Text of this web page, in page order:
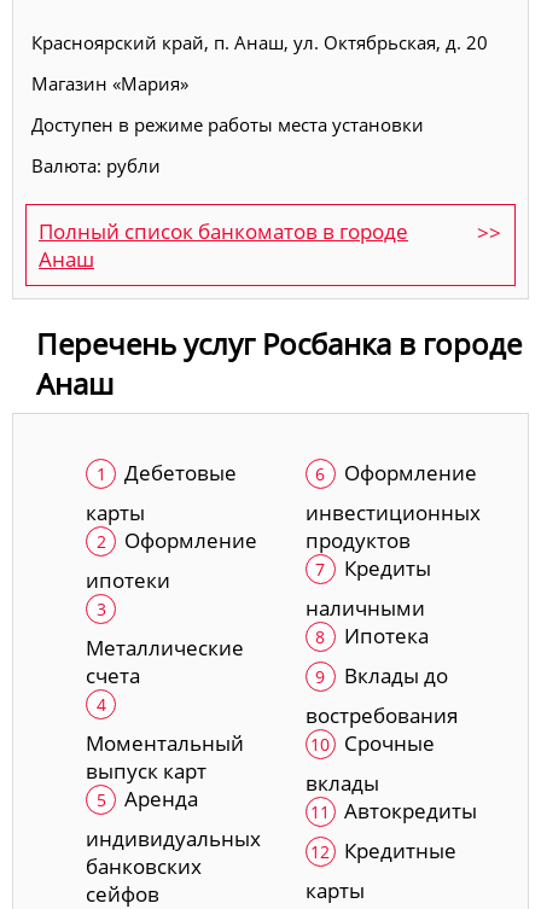
Красноярский край, п. Анаш, ул. Октябрьская, д. 20
Магазин «Мария»
Доступен в режиме работы места установки
Валюта: рубли
Полный список банкоматов в городе
Анаш
Перечень услуг Росбанка в городе
Анаш
Дебетовые
карты
Оформление
ипотеки
Металлические
счета
Моментальный
выпуск карт
Аренда
индивидуальных
банковских
сейфов
Оформление
инвестиционных
продуктов
Кредиты
наличными
Ипотека
Вклады до
востребования
Срочные
вклады
Автокредиты
Кредитные
карты